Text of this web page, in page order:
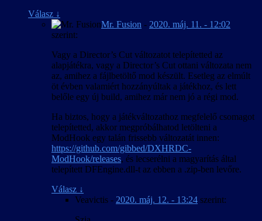
Válasz ↓
Mr. Fusion - 2020. máj. 11. - 12:02
szerint:
Vagy a Director’s Cut változatot telepítetted az
alapjátékra, vagy a Director’s Cut ottani változata nem
az, amihez a fájlbetöltő mod készült. Esetleg az elmúlt
öt évben valamiért hozzányúltak a játékhoz, és lett
belőle egy új build, amihez már nem jó a régi mod.
Ha biztos, hogy a játékváltozathoz megfelelő csomagot
telepítetted, akkor megpróbálhatod letölteni a
ModHook egy talán frissebb változatát innen:
https://github.com/gibbed/DXHRDC-
ModHook/releases, és lecserélni a magyarítás által
telepített DFEngine.dll-t az ebben a .zip-ben levőre.
Válasz ↓
Veavictis - 2020. máj. 12. - 13:24 szerint: